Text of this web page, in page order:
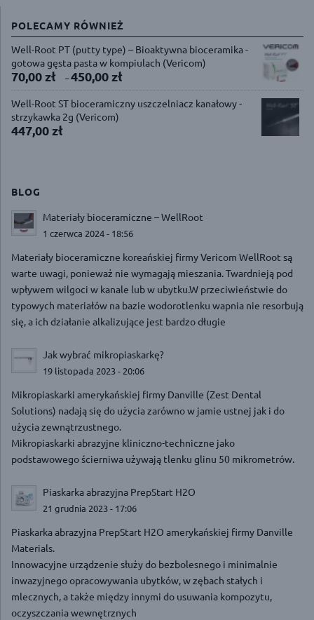
POLECAMY RÓWNIEŻ
Well-Root PT (putty type) – Bioaktywna bioceramika -
gotowa gęsta pasta w kompiulach (Vericom)
70,00zł –450,00zł
Well-Root ST bioceramiczny uszczelniacz kanałowy -
strzykawka 2g (Vericom)
447,00zł
BLOG
Materiały bioceramiczne – WellRoot
1 czerwca 2024 - 18:56
Materiały bioceramiczne koreańskiej firmy Vericom WellRoot są
warte uwagi, ponieważ nie wymagają mieszania. Twardnieją pod
wpływem wilgoci w kanale lub w ubytku.W przeciwieństwie do
typowych materiałów na bazie wodorotlenku wapnia nie resorbują
się, a ich działanie alkalizujące jest bardzo długie
Jak wybrać mikropiaskarkę?
19 listopada 2023 - 20:06
Mikropiaskarki amerykańskiej firmy Danville (Zest Dental
Solutions) nadają się do użycia zarówno w jamie ustnej jak i do
użycia zewnątrzustnego.
Mikropiaskarki abrazyjne kliniczno-techniczne jako
podstawowego ścierniwa używają tlenku glinu 50 mikrometrów.
Piaskarka abrazyjna PrepStart H2O
21 grudnia 2023 - 17:06
Piaskarka abrazyjna PrepStart H2O amerykańskiej firmy Danville
Materials.
Innowacyjne urządzenie służy do bezbolesnego i minimalnie
inwazyjnego opracowywania ubytków, w zębach stałych i
mlecznych, a także między innymi do usuwania kompozytu,
oczyszczania wewnętrznych